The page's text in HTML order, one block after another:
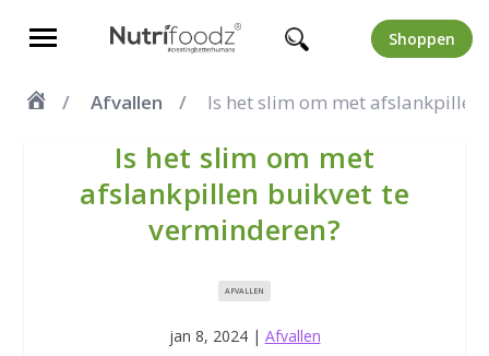
Shoppen
Afvallen Is het slim om met
Is het slim om met
afslankpillen buikvet te
verminderen?
AFVALLEN
jan 8, 2024| Afvallen